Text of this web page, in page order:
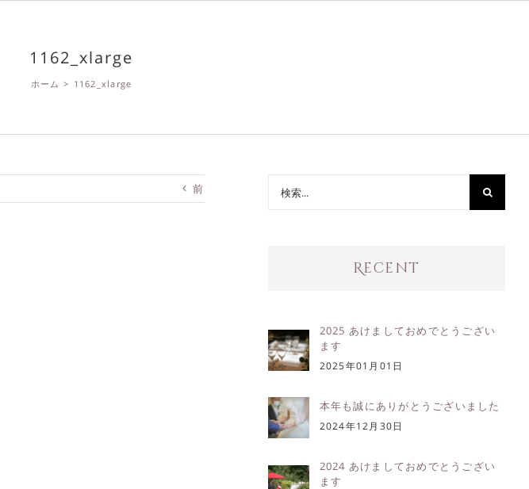
1162_xlarge
ホーム > 1162_xlarge
前
Recent
2025 あけましておめでとうござい
ます
2025年01月01日
本年も誠にありがとうございました
2024年12月30日
2024 あけましておめでとうござい
ます